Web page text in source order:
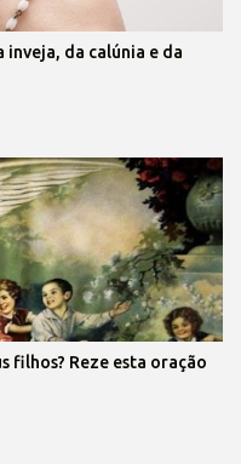
inveja, da calúnia e da
filhos? Reze esta oração